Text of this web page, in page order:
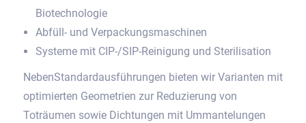
Biotechnologie
Abfüll- und Verpackungsmaschinen
Systeme mit CIP-/SIP-Reinigung und Sterilisation
NebenStandardausführungen bieten wir Varianten mit
optimierten Geometrien zur Reduzierung von
Toträumen sowie Dichtungen mit Ummantelungen